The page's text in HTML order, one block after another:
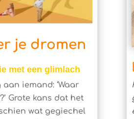
je dromen
met een glimlach
iemand: ‘Waar
Grote kans dat het
wat gegiechel